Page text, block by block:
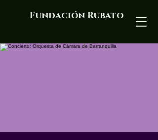
Fundación Rubato